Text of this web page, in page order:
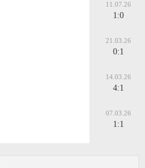
11.07.26
1:0
21.03.26
0:1
14.03.26
4:1
07.03.26
1:1